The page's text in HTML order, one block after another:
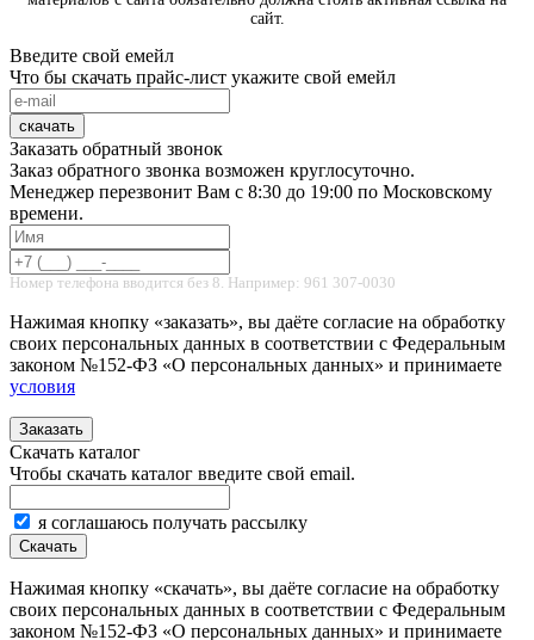
сайт.
Введите свой емейл
Что бы скачать прайс-лист укажите свой емейл
скачать
Заказать обратный звонок
Заказ обратного звонка возможен круглосуточно.
Менеджер перезвонит Вам с 8:30 до 19:00 по Московскому
времени.
Номер телефона вводится без 8. Например: 961 307-0030
Нажимая кнопку «заказать», вы даёте согласие на обработку
своих персональных данных в соответствии с Федеральным
законом №152-ФЗ «О персональных данных» и принимаете
условия
Заказать
Скачать каталог
Чтобы скачать каталог введите свой email.
я соглашаюсь получать рассылку
Скачать
Нажимая кнопку «скачать», вы даёте согласие на обработку
своих персональных данных в соответствии с Федеральным
законом №152-ФЗ «О персональных данных» и принимаете